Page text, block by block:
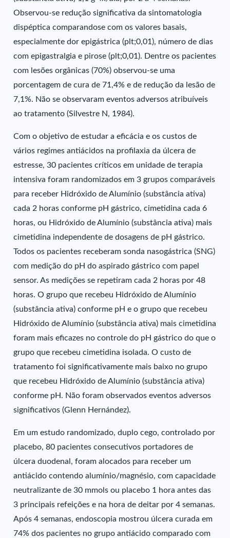
Observou-se redução significativa da sintomatologia
dispéptica comparandose com os valores basais,
especialmente dor epigástrica (plt;0,01), número de dias
com epigastralgia e pirose (plt;0,01). Dentre os pacientes
com lesões orgânicas (70%) observou-se uma
porcentagem de cura de 71,4% e de redução da lesão de
7,1%. Não se observaram eventos adversos atribuíveis
ao tratamento (Silvestre N, 1984).
Com o objetivo de estudar a eficácia e os custos de
vários regimes antiácidos na profilaxia da úlcera de
estresse, 30 pacientes críticos em unidade de terapia
intensiva foram randomizados em 3 grupos comparáveis
para receber Hidróxido de Alumínio (substância ativa)
cada 2 horas conforme pH gástrico, cimetidina cada 6
horas, ou Hidróxido de Alumínio (substância ativa) mais
cimetidina independente de dosagens de pH gástrico.
Todos os pacientes receberam sonda nasogástrica (SNG)
com medição do pH do aspirado gástrico com papel
sensor. As medições se repetiram cada 2 horas por 48
horas. O grupo que recebeu Hidróxido de Alumínio
(substância ativa) conforme pH e o grupo que recebeu
Hidróxido de Alumínio (substância ativa) mais cimetidina
foram mais eficazes no controle do pH gástrico do que o
grupo que recebeu cimetidina isolada. O custo de
tratamento foi significativamente mais baixo no grupo
que recebeu Hidróxido de Alumínio (substância ativa)
conforme pH. Não foram observados eventos adversos
significativos (Glenn Hernández).
Em um estudo randomizado, duplo cego, controlado por
placebo, 80 pacientes consecutivos portadores de
úlcera duodenal, foram alocados para receber um
antiácido contendo alumínio/magnésio, com capacidade
neutralizante de 30 mmols ou placebo 1 hora antes das
3 principais refeições e na hora de deitar por 4 semanas.
Após 4 semanas, endoscopia mostrou úlcera curada em
74% dos pacientes no grupo antiácido comparado com